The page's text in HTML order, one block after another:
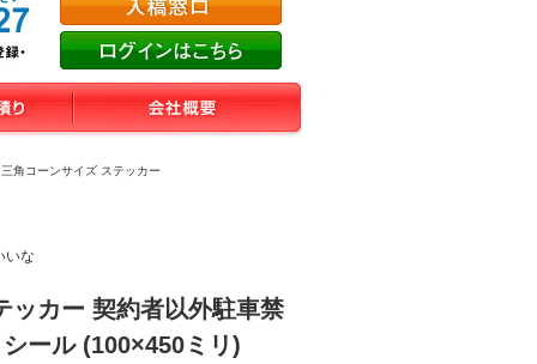
三角コーンサイズ ステッカー
いな
ッカー 契約者以外駐車禁
ール (100×450ミリ)